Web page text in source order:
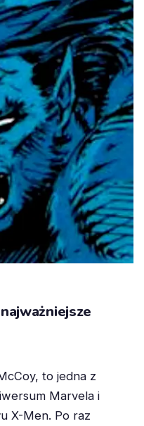
to jedna z
Marvela i
X-Men. Po raz